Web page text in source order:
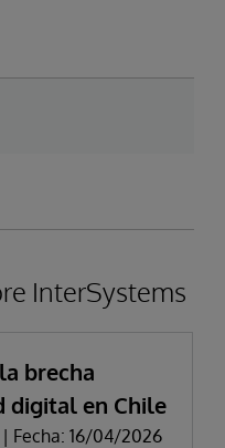
InterSystems
brecha
digital en Chile
Fecha: 16/04/2026